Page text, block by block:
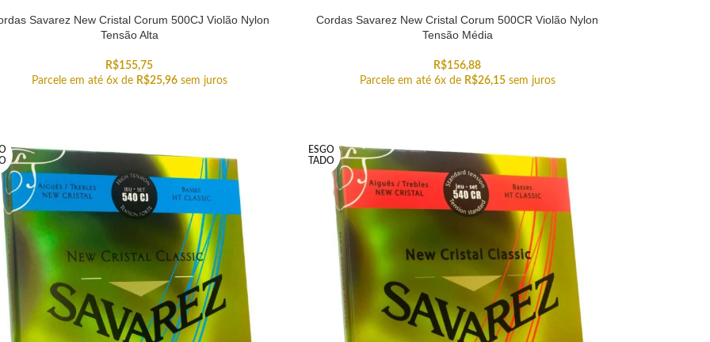
Savarez New Cristal Corum 500CJ Violão Nylon
Tensão Alta
R$155,75
Parcele em até 6x de R$25,96 sem juros
Cordas Savarez New Cristal Corum 500CR Violão Nylon
Tensão Média
R$156,88
Parcele em até 6x de R$26,15 sem juros
ESGO
TADO